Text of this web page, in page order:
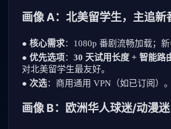
画像 A：北美留学生，主追新
● 核心需求：1080p 番剧流畅加载；
● 优先选项： 30 天试用长度 + 智能路
对北美留学生最友好。
● 次选：商用通用 VPN（如已订阅）。
画像 B：欧洲华人球迷/动漫